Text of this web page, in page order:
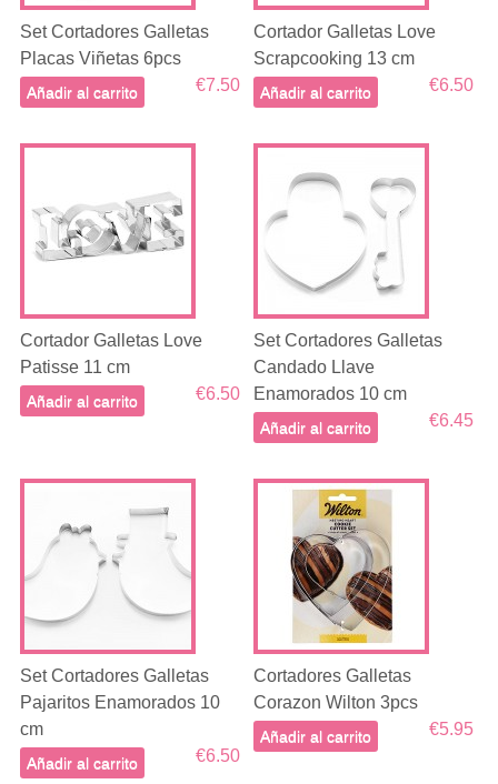
Set Cortadores Galletas
Placas Viñetas 6pcs
€7.50
Añadir al carrito
Cortador Galletas Love
Scrapcooking 13 cm
€6.50
Añadir al carrito
Cortador Galletas Love
Patisse 11 cm
€6.50
Añadir al carrito
Set Cortadores Galletas
Candado Llave
Enamorados 10 cm
€6.45
Añadir al carrito
Set Cortadores Galletas
Pajaritos Enamorados 10
cm
€6.50
Añadir al carrito
Cortadores Galletas
Corazon Wilton 3pcs
€5.95
Añadir al carrito